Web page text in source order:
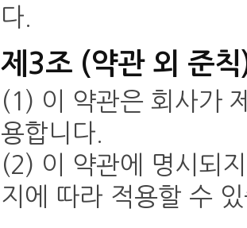
다.
제3조 (약관 외 준
(1) 이 약관은 회사가
용합니다.
(2) 이 약관에 명시되
지에 따라 적용할 수